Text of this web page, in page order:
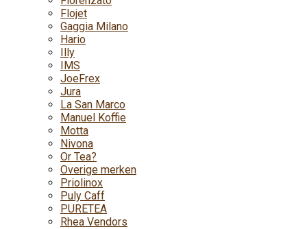
Flojet
Gaggia Milano
Hario
Illy
IMS
JoeFrex
Jura
La San Marco
Manuel Koffie
Motta
Nivona
Or Tea?
Overige merken
Priolinox
Puly Caff
PURETEA
Rhea Vendors